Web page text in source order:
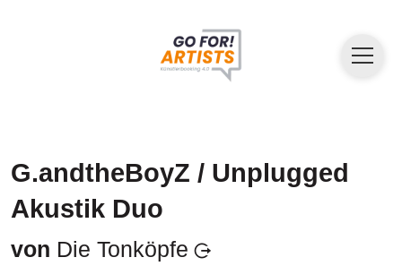
G.andtheBoyZ / Unplugged
Akustik Duo
von Die Tonköpfe